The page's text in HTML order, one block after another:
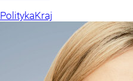
PolitykaKraj